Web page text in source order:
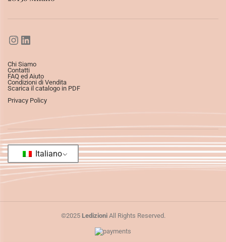
Chi Siamo
Contatti
FAQ ed Aiuto
Condizioni di Vendita
Scarica il catalogo in PDF
Privacy Policy
Italiano
©2025 LedizioniAll Rights Reserved.